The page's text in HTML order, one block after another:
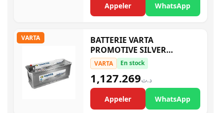
Appeler WhatsApp
VARTA
BATTERIE VARTA
PROMOTIVE SILVER
800A,140AH,K8 M14
VARTA En stock
د.ت1,127.269
Appeler WhatsApp